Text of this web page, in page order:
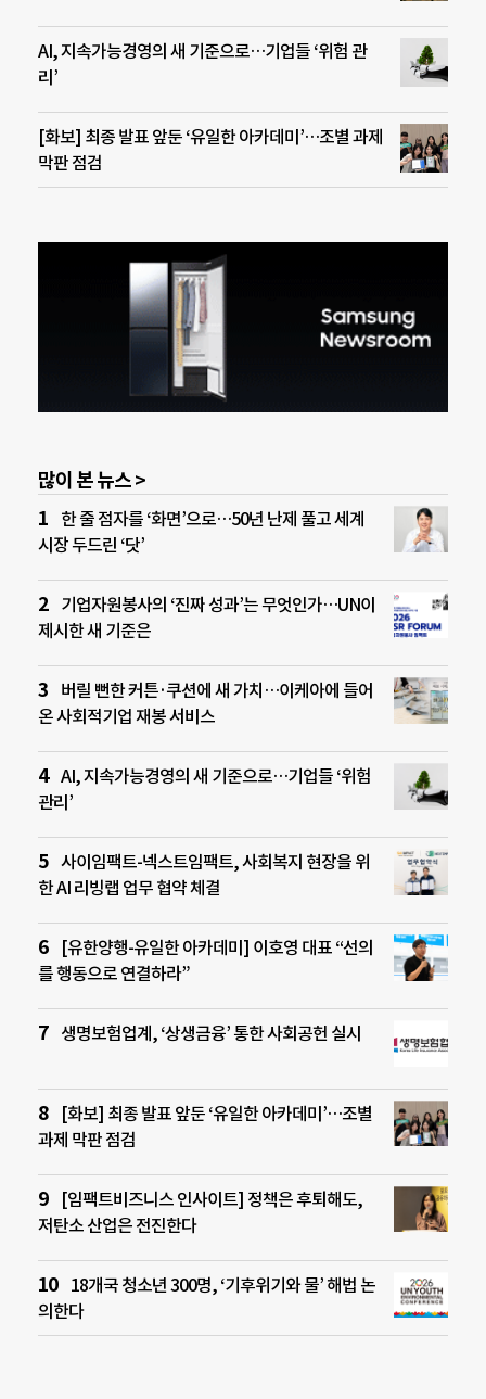
AI, 지속가능경영의 새 기준으로…기업들 ‘위험 관
리’
[화보] 최종 발표 앞둔 ‘유일한 아카데미’…조별 과제
막판 점검
많이 본 뉴스 >
한 줄 점자를 ‘화면’으로…50년 난제 풀고 세계
시장 두드린 ‘닷’
기업자원봉사의 ‘진짜 성과’는 무엇인가…UN이
제시한 새 기준은
버릴 뻔한 커튼·쿠션에 새 가치…이케아에 들어
온 사회적기업 재봉 서비스
AI, 지속가능경영의 새 기준으로…기업들 ‘위험
관리’
사이임팩트-넥스트임팩트, 사회복지 현장을 위
한 AI 리빙랩 업무 협약 체결
[유한양행-유일한 아카데미] 이호영 대표 “선의
를 행동으로 연결하라”
생명보험업계, ‘상생금융’ 통한 사회공헌 실시
[화보] 최종 발표 앞둔 ‘유일한 아카데미’…조별
과제 막판 점검
[임팩트비즈니스 인사이트] 정책은 후퇴해도,
저탄소 산업은 전진한다
18개국 청소년 300명, ‘기후위기와 물’ 해법 논
의한다